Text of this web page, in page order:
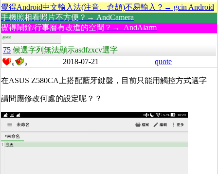
覺得Android中文輸入法(注音、倉頡)不易輸入？→ gcin Android
手機照相看照片不方便？→ AndCamera
覺得鬧鐘/行事曆有改進的空間？→ AndAlarm
guest
75 候選字列無法顯示asdfzxcv選字
0 0 2018-07-21 quote
在ASUS Z580CA上搭配藍牙鍵盤，目前只能用觸控方式選字
請問應修改何處的設定呢？？